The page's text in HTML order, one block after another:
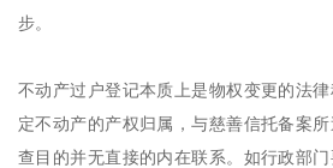
步。
不动产过户登记本质上是物权变更的法
定不动产的产权归属，与慈善信托备案
查目的并无直接的内在联系。如行政部